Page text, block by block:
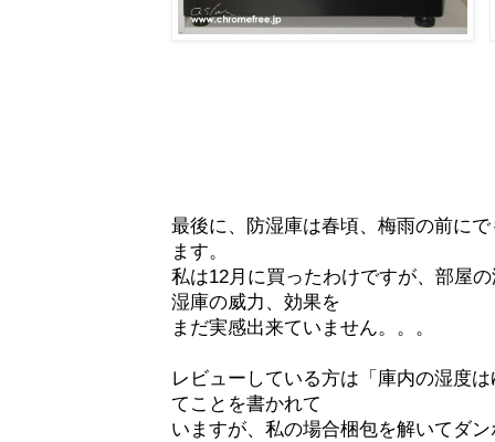
最後に、防湿庫は春頃、梅雨の前に
ます。
私は12月に買ったわけですが、部屋
湿庫の威力、効果を
まだ実感出来ていません。。。
レビューしている方は「庫内の湿度
てことを書かれて
いますが、私の場合梱包を解いてダ